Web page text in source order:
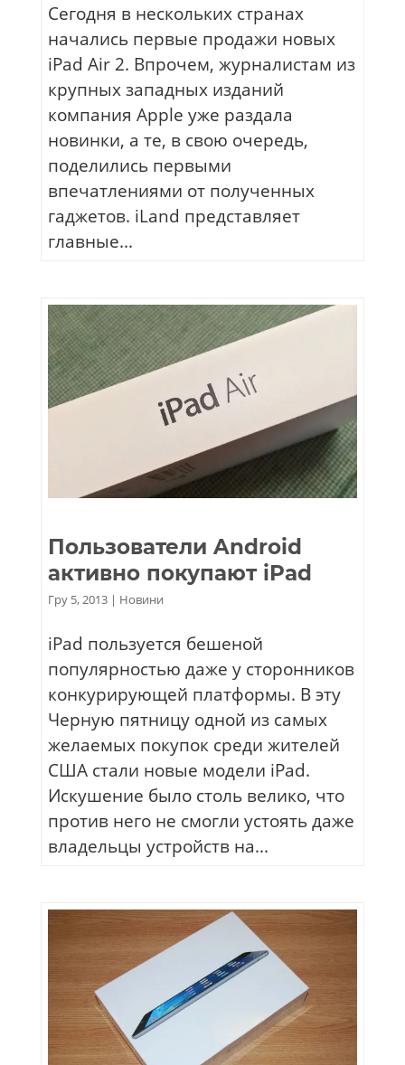
Сегодня в нескольких странах
начались первые продажи новых
iPad Air 2. Впрочем, журналистам из
крупных западных изданий
компания Apple уже раздала
новинки, а те, в свою очередь,
поделились первыми
впечатлениями от полученных
гаджетов. iLand представляет
главные...
Пользователи Android
активно покупают iPad
Гру 5, 2013| Новини
iPad пользуется бешеной
популярностью даже у сторонников
конкурирующей платформы. В эту
Черную пятницу одной из самых
желаемых покупок среди жителей
США стали новые модели iPad.
Искушение было столь велико, что
против него не смогли устоять даже
владельцы устройств на...